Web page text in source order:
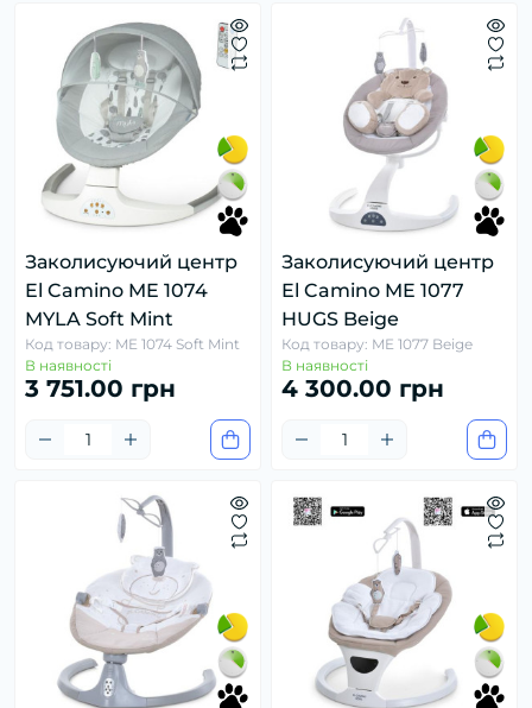
Заколисуючий центр
El Camino ME 1074
MYLA Soft Mint
Код товару: ME 1074 Soft Mint
В наявності
3 751.00 грн
Заколисуючий центр
El Camino ME 1077
HUGS Beige
Код товару: ME 1077 Beige
В наявності
4 300.00 грн